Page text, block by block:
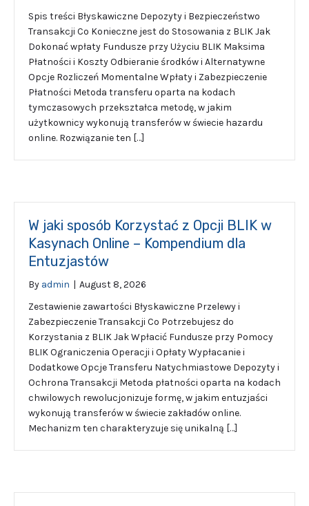
Spis treści Błyskawiczne Depozyty i Bezpieczeństwo
Transakcji Co Konieczne jest do Stosowania z BLIK Jak
Dokonać wpłaty Fundusze przy Użyciu BLIK Maksima
Płatności i Koszty Odbieranie środków i Alternatywne
Opcje Rozliczeń Momentalne Wpłaty i Zabezpieczenie
Płatności Metoda transferu oparta na kodach
tymczasowych przekształca metodę, w jakim
użytkownicy wykonują transferów w świecie hazardu
online. Rozwiązanie ten […]
W jaki sposób Korzystać z Opcji BLIK w
Kasynach Online – Kompendium dla
Entuzjastów
By admin | August 8, 2026
Zestawienie zawartości Błyskawiczne Przelewy i
Zabezpieczenie Transakcji Co Potrzebujesz do
Korzystania z BLIK Jak Wpłacić Fundusze przy Pomocy
BLIK Ograniczenia Operacji i Opłaty Wypłacanie i
Dodatkowe Opcje Transferu Natychmiastowe Depozyty i
Ochrona Transakcji Metoda płatności oparta na kodach
chwilowych rewolucjonizuje formę, w jakim entuzjaści
wykonują transferów w świecie zakładów online.
Mechanizm ten charakteryzuje się unikalną […]